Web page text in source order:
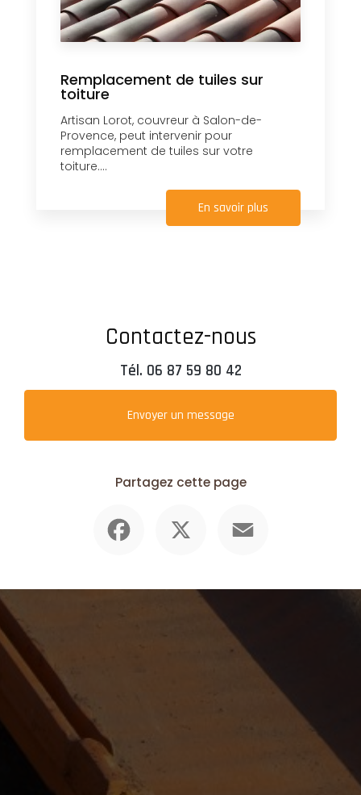
Remplacement de tuiles sur
toiture
Artisan Lorot, couvreur à Salon-de-
Provence, peut intervenir pour
remplacement de tuiles sur votre
toiture....
En savoir plus
Contactez-nous
Tél. 06 87 59 80 42
Envoyer un message
Partagez cette page